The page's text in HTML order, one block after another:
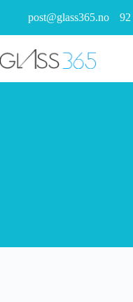
post@glass365.no 92